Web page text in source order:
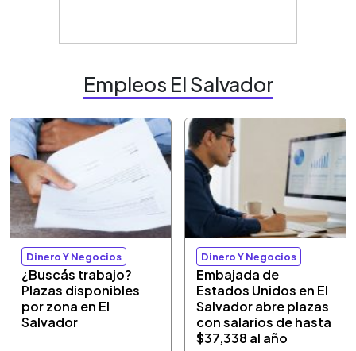
Empleos El Salvador
Dinero Y Negocios
¿Buscás trabajo?
Plazas disponibles
por zona en El
Salvador
Dinero Y Negocios
Embajada de
Estados Unidos en El
Salvador abre plazas
con salarios de hasta
$37,338 al año